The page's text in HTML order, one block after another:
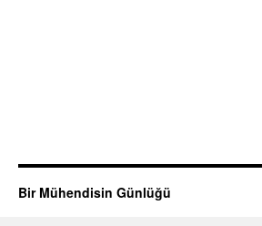
Bir Mühendisin Günlüğü